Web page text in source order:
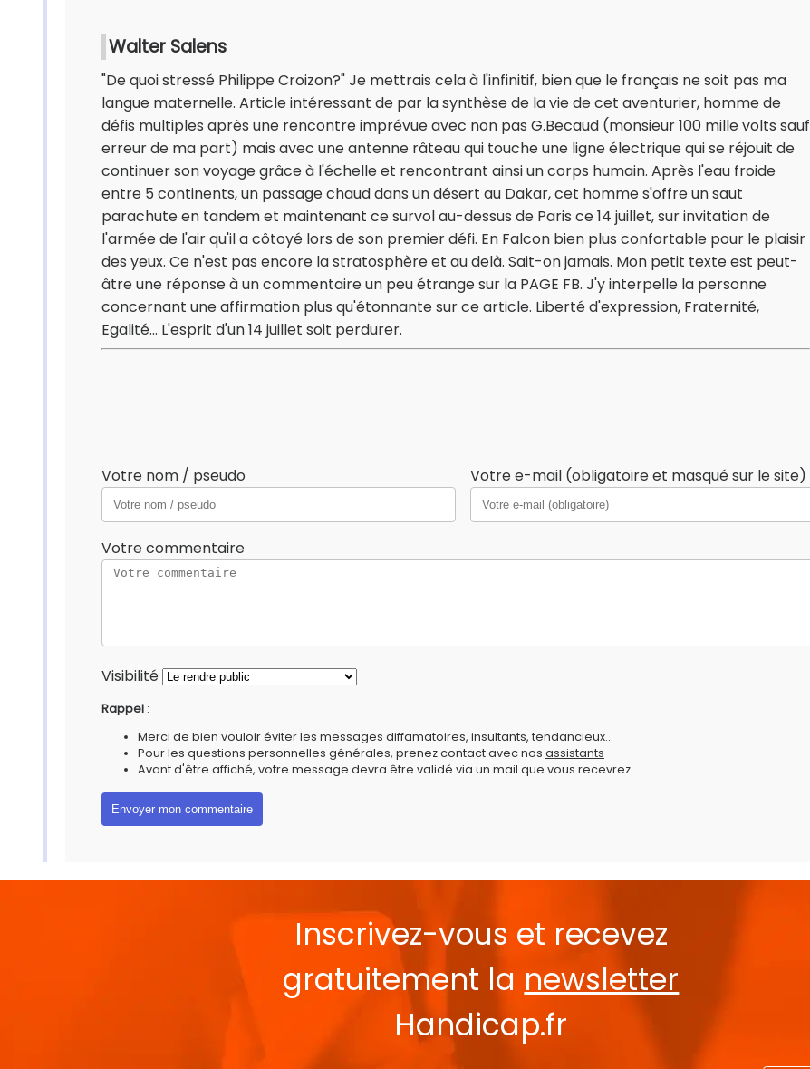
Walter Salens
"De quoi stressé Philippe Croizon?" Je mettrais cela à l'infinitif, bien que le français ne soit pas ma
langue maternelle. Article intéressant de par la synthèse de la vie de cet aventurier, homme de
défis multiples après une rencontre imprévue avec non pas G.Becaud (monsieur 100 mille volts sauf
erreur de ma part) mais avec une antenne râteau qui touche une ligne électrique qui se réjouit de
continuer son voyage grâce à l'échelle et rencontrant ainsi un corps humain. Après l'eau froide
entre 5 continents, un passage chaud dans un désert au Dakar, cet homme s'offre un saut
parachute en tandem et maintenant ce survol au-dessus de Paris ce 14 juillet, sur invitation de
l'armée de l'air qu'il a côtoyé lors de son premier défi. En Falcon bien plus confortable pour le plaisir
des yeux. Ce n'est pas encore la stratosphère et au delà. Sait-on jamais. Mon petit texte est peut-
âtre une réponse à un commentaire un peu étrange sur la PAGE FB. J'y interpelle la personne
concernant une affirmation plus qu'étonnante sur ce article. Liberté d'expression, Fraternité,
Egalité... L'esprit d'un 14 juillet soit perdurer.
Votre nom / pseudo Votre e-mail (obligatoire et masqué sur le site)
Votre commentaire
Visibilité
Rappel :
Merci de bien vouloir éviter les messages diffamatoires, insultants, tendancieux...
Pour les questions personnelles générales, prenez contact avec nos assistants
Avant d'être affiché, votre message devra être validé via un mail que vous recevrez.
Inscrivez-vous et recevez
gratuitement la newsletter
Handicap.fr